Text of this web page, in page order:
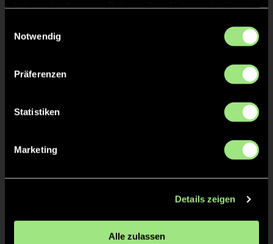
Notwendig
Präferenzen
Statistiken
Marketing
Details zeigen
Alle zulassen
TW = Torwart & ETW = Ersatztorwart, K = Kapitän
Tore & Karten
1:1 Jan-Hendrik Bartels, 8’